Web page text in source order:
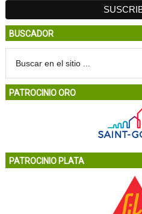
BUSCADOR
PATROCINIO ORO
PATROCINIO PLATA